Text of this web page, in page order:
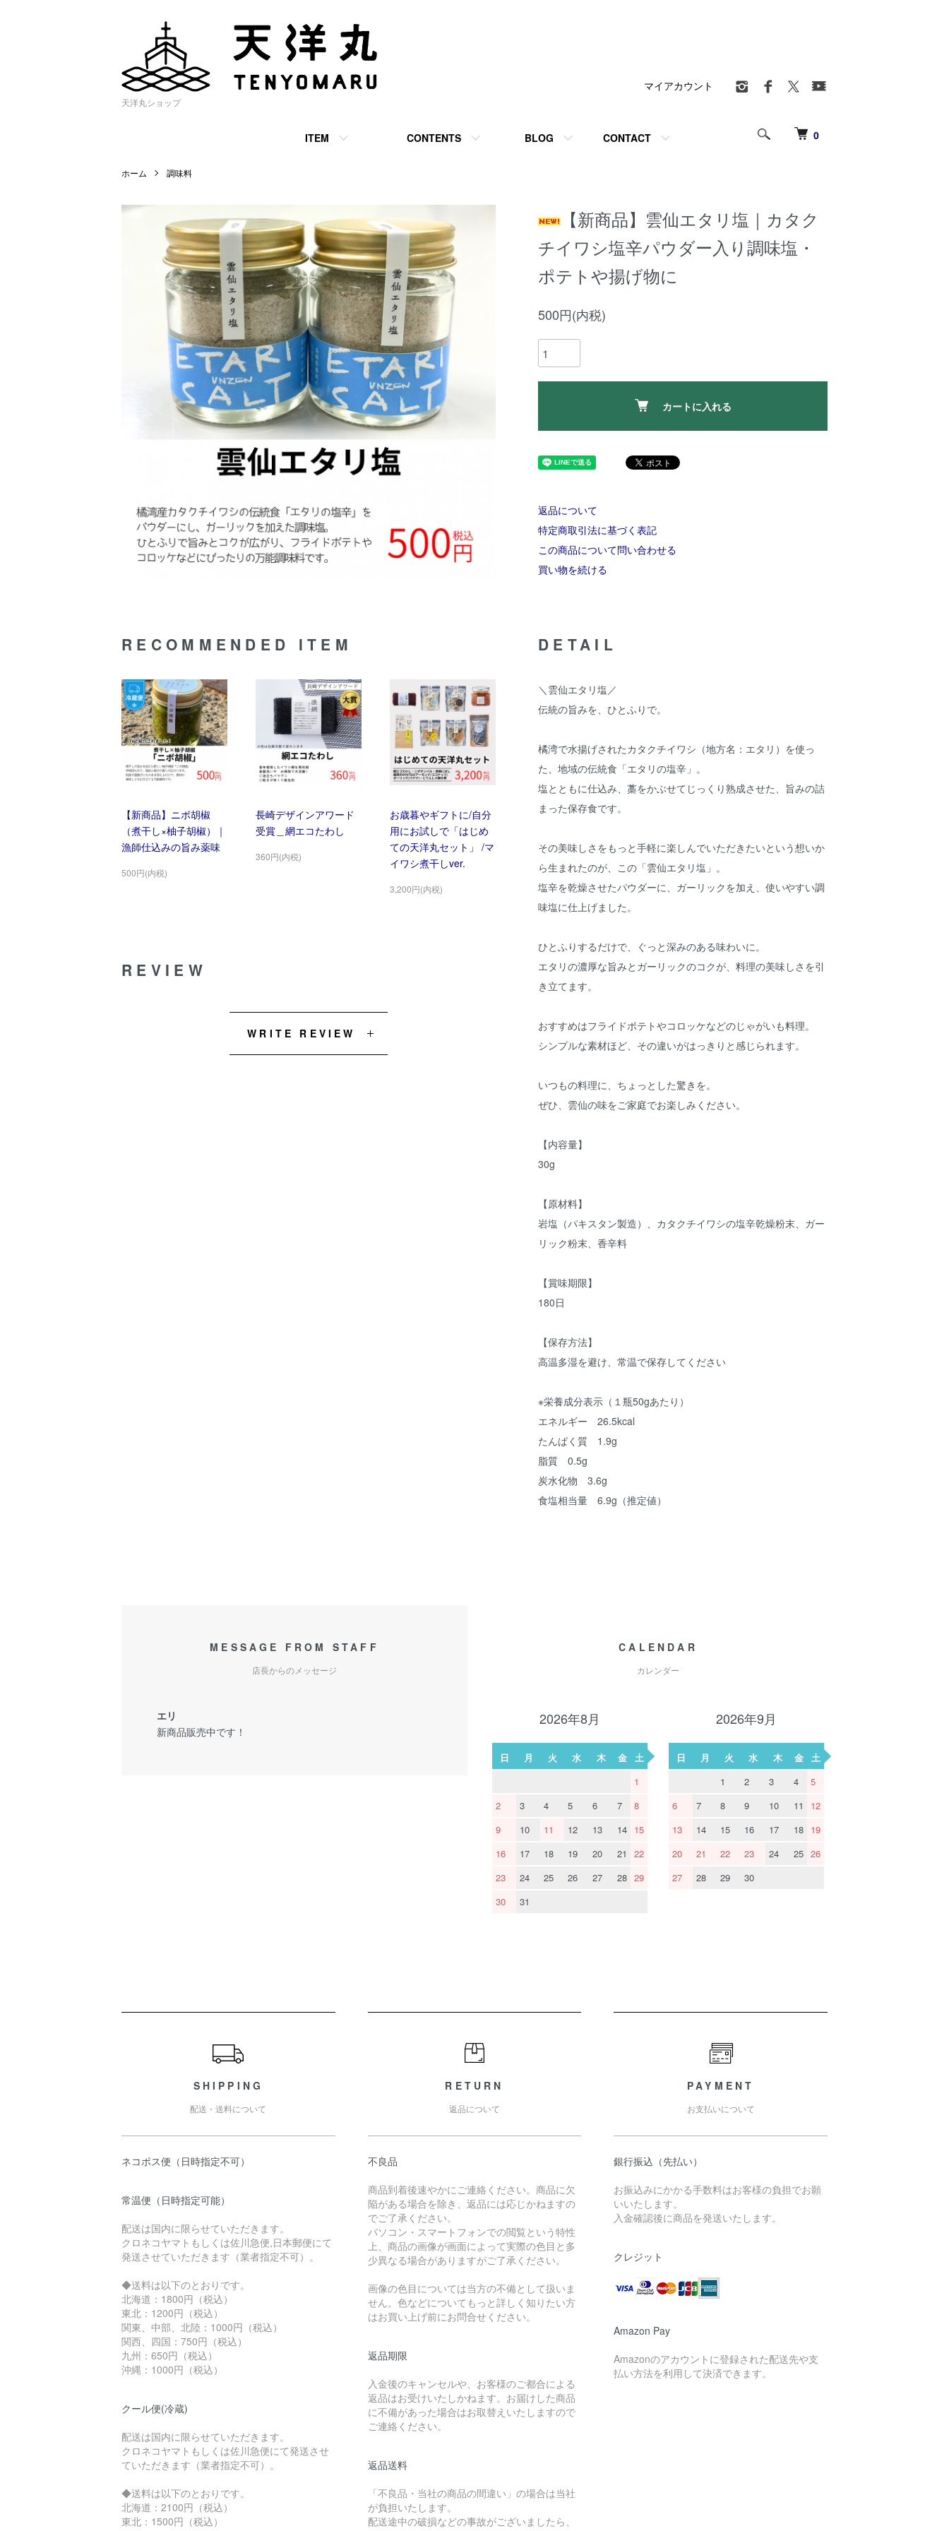
天洋丸ショップ
0
ITEM CONTENTS BLOG CONTACT
マイアカウント
ホーム 調味料
【新商品】雲仙エタリ塩｜カタク
チイワシ塩辛パウダー入り調味塩・
ポテトや揚げ物に
500円(内税)
カートに入れる
返品について
特定商取引法に基づく表記
この商品について問い合わせる
買い物を続ける
DETAIL
＼雲仙エタリ塩／
伝統の旨みを、ひとふりで。
橘湾で水揚げされたカタクチイワシ（地方名：エタリ）を使っ
た、地域の伝統食「エタリの塩辛」。
塩とともに仕込み、藁をかぶせてじっくり熟成させた、旨みの詰
まった保存食です。
その美味しさをもっと手軽に楽しんでいただきたいという想いか
ら生まれたのが、この「雲仙エタリ塩」。
塩辛を乾燥させたパウダーに、ガーリックを加え、使いやすい調
味塩に仕上げました。
ひとふりするだけで、ぐっと深みのある味わいに。
エタリの濃厚な旨みとガーリックのコクが、料理の美味しさを引
き立てます。
おすすめはフライドポテトやコロッケなどのじゃがいも料理。
シンプルな素材ほど、その違いがはっきりと感じられます。
いつもの料理に、ちょっとした驚きを。
ぜひ、雲仙の味をご家庭でお楽しみください。
【内容量】
30g
【原材料】
岩塩（パキスタン製造）、カタクチイワシの塩辛乾燥粉末、ガー
リック粉末、香辛料
【賞味期限】
180日
【保存方法】
高温多湿を避け、常温で保存してください
※栄養成分表示（１瓶50gあたり）
エネルギー 26.5kcal
たんぱく質 1.9g
脂質 0.5g
炭水化物 3.6g
食塩相当量 6.9g（推定値）
RECOMMENDED ITEM
【新商品】ニボ胡椒
（煮干し×柚子胡椒）｜
漁師仕込みの旨み薬味
500円(内税)
長崎デザインアワード
受賞＿網エコたわし
360円(内税)
お歳暮やギフトに/自分
用にお試しで「はじめ
ての天洋丸セット」 /マ
イワシ煮干しver.
3,200円(内税)
REVIEW
WRITE REVIEW
MESSAGE FROM STAFF
店長からのメッセージ
エリ
新商品販売中です！
CALENDAR
カレンダー
2026年8月
日 月 火 水 木 金
土
1
2
3 4 5 6 7
8
9
10 11 12 13 14 15
16
17 18 19 20 21
22
23
24 25 26 27 28 29
30
31
2026年9月
日 月 火 水 木 金
土
1
2 3 4
5
6
7 8 9 10 11
12
13
14 15 16 17 18 19
20
21 22 23 24 25 26
27
28 29 30
SHIPPING
配送・送料について
ネコポス便（日時指定不可）
常温便（日時指定可能）
配送は国内に限らせていただきます。
クロネコヤマトもしくは佐川急便,日本郵便にて
発送させていただきます（業者指定不可）。
◆送料は以下のとおりです。
北海道：1800円（税込）
東北：1200円（税込）
関東、中部、北陸：1000円（税込）
関西、四国：750円（税込）
九州：650円（税込）
沖縄：1000円（税込）
クール便(冷蔵)
配送は国内に限らせていただきます。
クロネコヤマトもしくは佐川急便にて発送させ
ていただきます（業者指定不可）。
◆送料は以下のとおりです。
北海道：2100円（税込）
東北：1500円（税込）
RETURN
返品について
不良品
商品到着後速やかにご連絡ください。商品に欠
陥がある場合を除き、返品には応じかねますの
でご了承ください。
パソコン・スマートフォンでの閲覧という特性
上、商品の画像が画面によって実際の色目と多
少異なる場合がありますがご了承ください。
画像の色目については当方の不備として扱いま
せん。色などについてもっと詳しく知りたい方
はお買い上げ前にお問合せください。
返品期限
入金後のキャンセルや、お客様のご都合による
返品はお受けいたしかねます。お届けした商品
に不備があった場合はお取替えいたしますので
ご連絡ください。
返品送料
「不良品・当社の商品の間違い」の場合は当社
が負担いたします。
配送途中の破損などの事故がございましたら、
PAYMENT
お支払いについて
銀行振込（先払い）
お振込みにかかる手数料はお客様の負担でお願
いいたします。
入金確認後に商品を発送いたします。
クレジット
Amazon Pay
Amazonのアカウントに登録された配送先や支
払い方法を利用して決済できます。